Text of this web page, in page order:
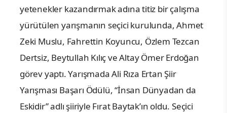
yetenekler kazandırmak adına titiz bir çalışma
yürütülen yarışmanın seçici kurulunda, Ahmet
Zeki Muslu, Fahrettin Koyuncu, Özlem Tezcan
Dertsiz, Beytullah Kılıç ve Altay Ömer Erdoğan
görev yaptı. Yarışmada Ali Rıza Ertan Şiir
Yarışması Başarı Ödülü, “İnsan Dünyadan da
Eskidir” adlı şiiriyle Fırat Baytak’ın oldu. Seçici